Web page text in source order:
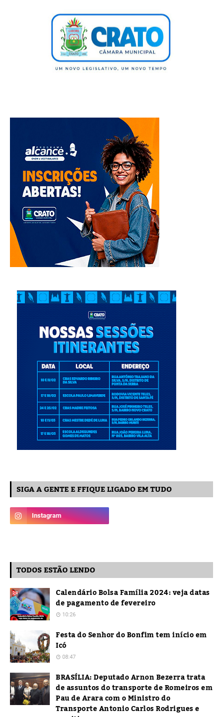
SIGA A GENTE E FFIQUE LIGADO EM TUDO
TODOS ESTÃO LENDO
Calendário Bolsa Família 2024: veja datas
de pagamento de fevereiro
10:26
Festa do Senhor do Bonfim tem início em
Icó
08:47
BRASÍLIA: Deputado Arnon Bezerra trata
de assuntos do transporte de Romeiros em
Pau de Arara com o Ministro do
Transporte Antonio Carlos Rodrigues e